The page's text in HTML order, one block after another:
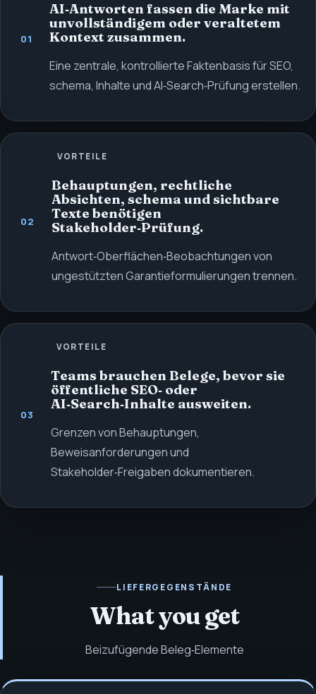
01
AI‑Antworten fassen die Marke mit
unvollständigem oder veraltetem
Kontext zusammen.
Eine zentrale, kontrollierte Faktenbasis für SEO,
schema, Inhalte und AI‑Search‑Prüfung erstellen.
02
VORTEILE
Behauptungen, rechtliche
Absichten, schema und sichtbare
Texte benötigen
Stakeholder‑Prüfung.
Antwort‑Oberflächen‑Beobachtungen von
ungestützten Garantieformulierungen trennen.
03
VORTEILE
Teams brauchen Belege, bevor sie
öffentliche SEO‑ oder
AI‑Search‑Inhalte ausweiten.
Grenzen von Behauptungen,
Beweisanforderungen und
Stakeholder‑Freigaben dokumentieren.
LIEFERGEGENSTÄNDE
What you get
Beizufügende Beleg‑Elemente